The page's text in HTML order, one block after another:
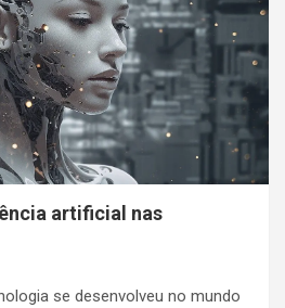
artificial nas
se desenvolveu no mundo